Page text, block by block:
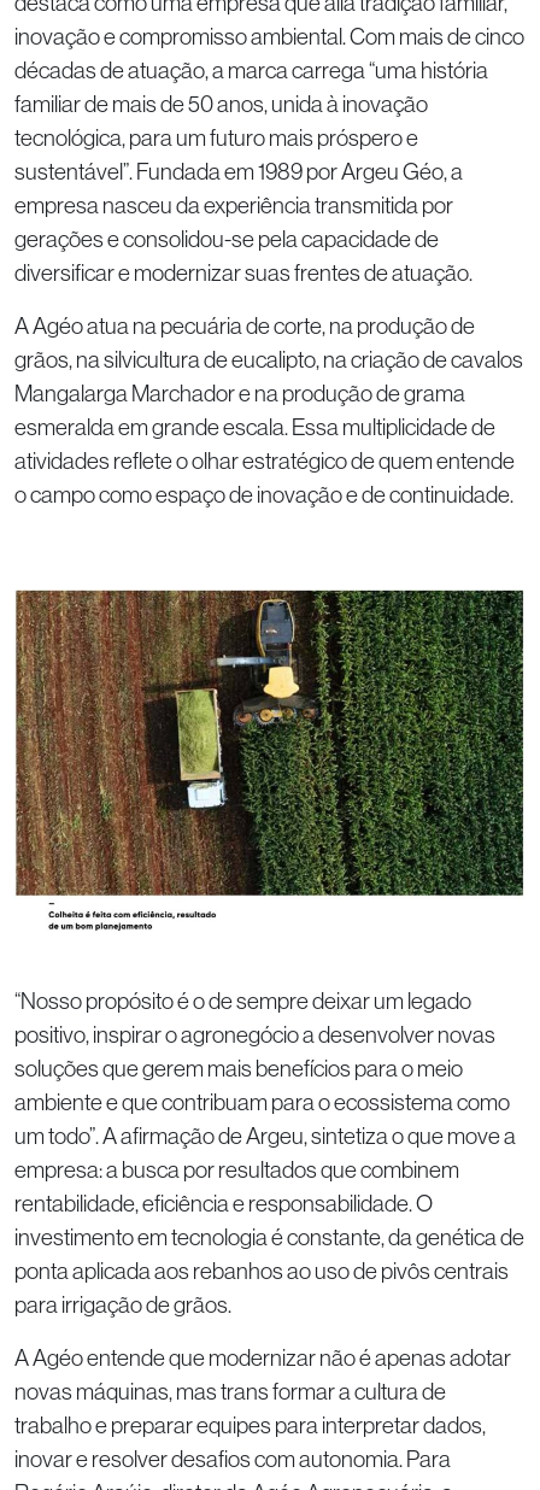
inovação e compromisso ambiental. Com mais de cinco
décadas de atuação, a marca carrega “uma história
familiar de mais de 50 anos, unida à inovação
tecnológica, para um futuro mais próspero e
sustentável”. Fundada em 1989 por Argeu Géo, a
empresa nasceu da experiência transmitida por
gerações e consolidou-se pela capacidade de
diversificar e modernizar suas frentes de atuação.
A Agéo atua na pecuária de corte, na produção de
grãos, na silvicultura de eucalipto, na criação de cavalos
Mangalarga Marchador e na produção de grama
esmeralda em grande escala. Essa multiplicidade de
atividades reflete o olhar estratégico de quem entende
o campo como espaço de inovação e de continuidade.
“Nosso propósito é o de sempre deixar um legado
positivo, inspirar o agronegócio a desenvolver novas
soluções que gerem mais benefícios para o meio
ambiente e que contribuam para o ecossistema como
um todo”. A afirmação de Argeu, sintetiza o que move a
empresa: a busca por resultados que combinem
rentabilidade, eficiência e responsabilidade. O
investimento em tecnologia é constante, da genética de
ponta aplicada aos rebanhos ao uso de pivôs centrais
para irrigação de grãos.
A Agéo entende que modernizar não é apenas adotar
novas máquinas, mas trans formar a cultura de
trabalho e preparar equipes para interpretar dados,
inovar e resolver desafios com autonomia. Para